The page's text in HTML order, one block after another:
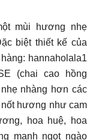
mùi hương nhẹ
biệt thiết kế của
hannaholala1
(chai cao hồng
nhàng hơn các
hương như cam
hoa huệ, hoa
manh ngọt ngào